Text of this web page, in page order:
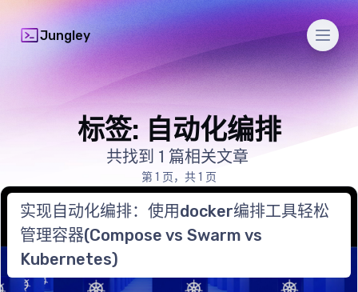
Jungley
标签: 自动化编排
共找到 1 篇相关文章
第 1 页，共 1 页
实现自动化编排：使用docker编排工具轻松
管理容器(Compose vs Swarm vs
Kubernetes)